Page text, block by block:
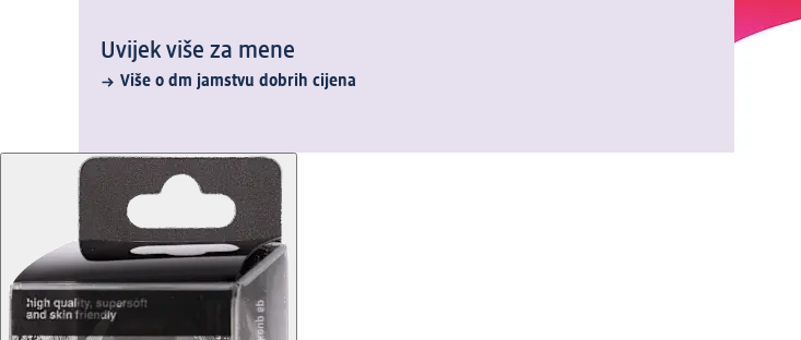
Uvijek više za mene
Više o dm jamstvu dobrih cijena